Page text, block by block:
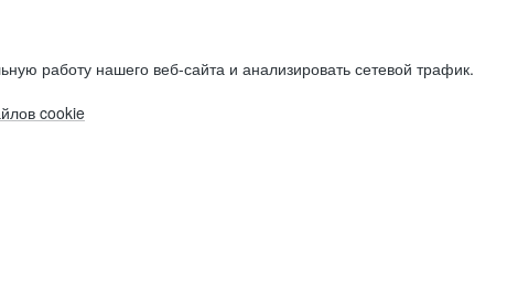
работу нашего веб-сайта и анализировать сетевой трафик.
cookie